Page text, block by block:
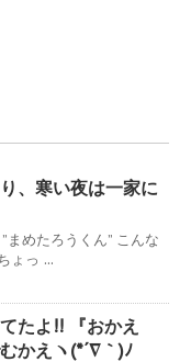
、寒い夜は一家に
まめたろうくん” こんな
ょっ ...
たよ!! 『おかえ
かえヽ(*´∇｀)ﾉ